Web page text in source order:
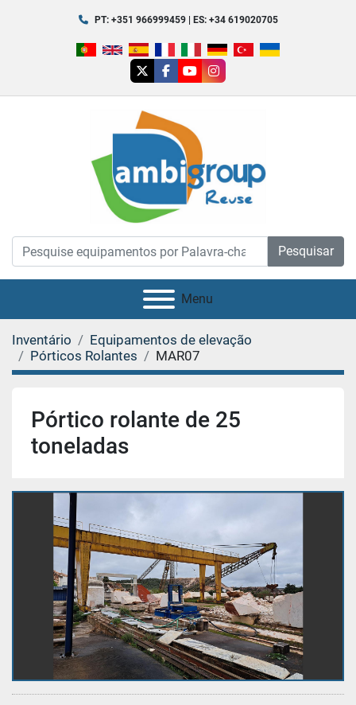
PT: +351 966999459 | ES: +34 619020705
twitterfacebook
youtubeinstagram
Pesquisar
Menu
Inventário
Equipamentos de elevação
Pórticos Rolantes
MAR07
Pórtico rolante de 25
toneladas